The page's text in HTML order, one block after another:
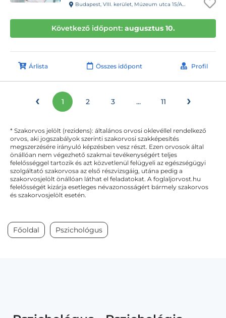
Budapest, VIII. kerület, Múzeum utca 15/A. Fsz/1. ajtó (11-es kapucsengő)
Következő időpont: augusztus 10.
Árlista Összes időpont Profil
‹ 1 2 3 ... 11 ›
* Szakorvos jelölt (rezidens): általános orvosi oklevéllel rendelkező
orvos, aki jogszabályok szerinti szakorvosi szakképesítés
megszerzésére irányuló képzésben vesz részt. Ezen orvosok által
önállóan nem végezhető szakmai tevékenységért teljes
felelősséggel tartozik és azt közvetlenül felügyeli az egészségügyi
szolgáltató szakorvosa az első részvizsgáig, utána pedig a
szakorvosjelölt önállóan láthat el feladatokat. A foglaljorvost.hu
felelősségét kizárja esetleges névazonosságért bármely szakorvos
és szakorvosjelölt esetén.
Főoldal Pszichológus